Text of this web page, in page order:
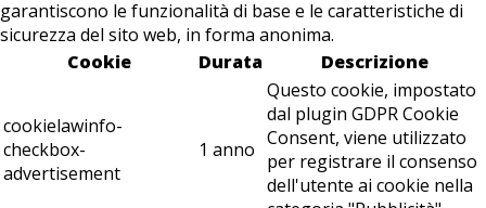
garantiscono le funzionalità di base e le caratteristiche di
sicurezza del sito web, in forma anonima.
Cookie
Durata Descrizione
cookielawinfo-
checkbox-
advertisement
1 anno
Questo cookie, impostato
dal plugin GDPR Cookie
Consent, viene utilizzato
per registrare il consenso
dell'utente ai cookie nella